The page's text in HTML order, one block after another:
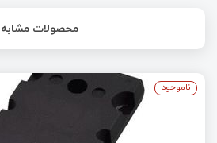
محصولات مشابه
ناموجود